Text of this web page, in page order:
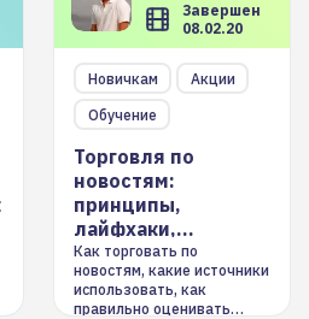
Завершен
08.02.20
Новичкам
Акции
Обучение
Торговля по
новостям:
принципы,
лайфхаки,
инструменты
Как торговать по
новостям, какие источники
использовать, как
правильно оценивать